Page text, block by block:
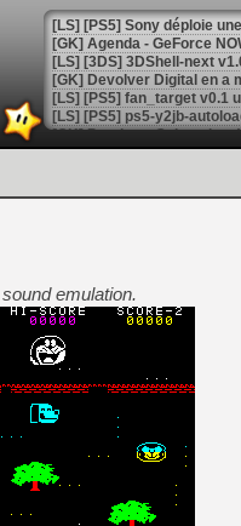
[GK] Agenda - GeForce
[GK] Devolver Digital en a
[LS] [PS5] ps5-y2jb-
[GK] Pourquoi Marvel
[GK] Test : Restory : Chill
[GK] GTA 6 : Rockstar
[GK] Hot Wheels Infinite
[GK] Mémoire cash -
[GK] Résultats Nintendo :
[GK] Déjà des
[Mo5] Brickboy cherche à
[GK] Minecraft et ses «
[GK] Beast of
[GK] Ubisoft : fin de partie
[GK] Mémoire cash -
[GK] Dan Houser (GTA)
[GK] Comment EA Sports
[GK] Crimson Moon : un
[GK] Isle of Reveries : le
[GK] Moonlighter 2 : The
[GK] Capcom relance
emulation.